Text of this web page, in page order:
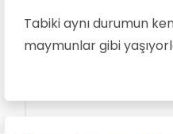
Tabiki aynı durumun
maymunlar gibi